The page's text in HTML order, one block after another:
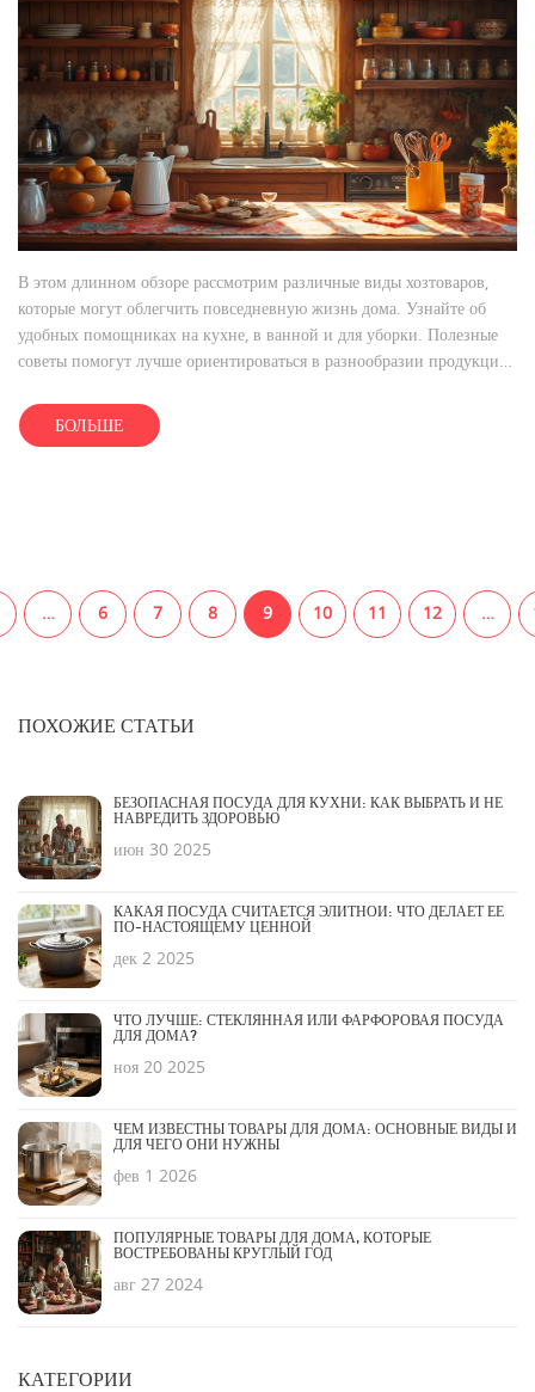
В этом длинном обзоре рассмотрим различные виды хозтоваров,
которые могут облегчить повседневную жизнь дома. Узнайте об
удобных помощниках на кухне, в ванной и для уборки. Полезные
советы помогут лучше ориентироваться в разнообразии продукции
статьи о самых необходимых и популярных товарах, которые
помогут улучшить организацию и порядок в вашем доме.
БОЛЬШЕ
… 6 7 8 9 10 11 12 …
ПОХОЖИЕ СТАТЬИ
БЕЗОПАСНАЯ ПОСУДА ДЛЯ КУХНИ: КАК ВЫБРАТЬ И НЕ
НАВРЕДИТЬ ЗДОРОВЬЮ
июн 30 2025
КАКАЯ ПОСУДА СЧИТАЕТСЯ ЭЛИТНОЙ: ЧТО ДЕЛАЕТ ЕЁ
ПО-НАСТОЯЩЕМУ ЦЕННОЙ
дек 2 2025
ЧТО ЛУЧШЕ: СТЕКЛЯННАЯ ИЛИ ФАРФОРОВАЯ ПОСУДА
ДЛЯ ДОМА?
ноя 20 2025
ЧЕМ ИЗВЕСТНЫ ТОВАРЫ ДЛЯ ДОМА: ОСНОВНЫЕ ВИДЫ И
ДЛЯ ЧЕГО ОНИ НУЖНЫ
фев 1 2026
ПОПУЛЯРНЫЕ ТОВАРЫ ДЛЯ ДОМА, КОТОРЫЕ
ВОСТРЕБОВАНЫ КРУГЛЫЙ ГОД
авг 27 2024
КАТЕГОРИИ